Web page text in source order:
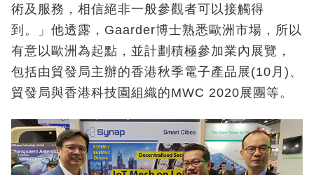
術及服務，相信絕非一般參觀者可以接觸得
到。」他透露，Gaarder博士熟悉歐洲市場，所以
有意以歐洲為起點，並計劃積極參加業內展覽，
包括由貿發局主辦的香港秋季電子產品展(10月)、
貿發局與香港科技園組織的MWC 2020展團等。